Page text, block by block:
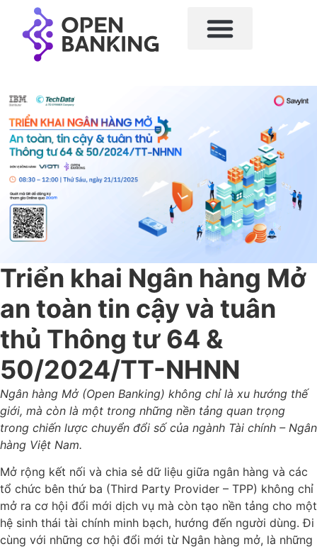
Triển khai Ngân hàng Mở
an toàn tin cậy và tuân
thủ Thông tư 64 &
50/2024/TT-NHNN
Ngân hàng Mở (Open Banking) không chỉ là xu hướng thế
giới, mà còn là một trong những nền tảng quan trọng
trong chiến lược chuyển đổi số của ngành Tài chính – Ngân
hàng Việt Nam.
Mở rộng kết nối và chia sẻ dữ liệu giữa ngân hàng và các
tổ chức bên thứ ba (Third Party Provider – TPP) không chỉ
mở ra cơ hội đổi mới dịch vụ mà còn tạo nền tảng cho một
hệ sinh thái tài chính minh bạch, hướng đến người dùng. Đi
cùng với những cơ hội đổi mới từ Ngân hàng mở, là những